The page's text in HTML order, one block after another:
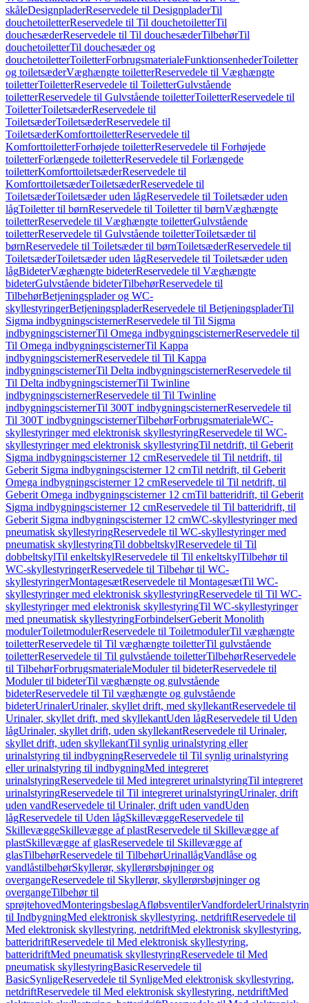
skåleDesignpladerReservedele til DesignpladerTil
douchetoiletterReservedele til Til douchetoiletterTil
douchesæderReservedele til Til douchesæderTilbehørTil
douchetoiletterTil douchesæder og
douchetoiletterToiletterForbrugsmaterialeFunktionsenhederToiletter
og toiletsæderVæghængte toiletterReservedele til Væghængte
toiletterToiletterReservedele til ToiletterGulvstående
toiletterReservedele til Gulvstående toiletterToiletterReservedele til
ToiletterToiletsæderReservedele til
ToiletsæderToiletsæderReservedele til
ToiletsæderKomforttoiletterReservedele til
KomforttoiletterForhøjede toiletterReservedele til Forhøjede
toiletterForlængede toiletterReservedele til Forlængede
toiletterKomforttoiletsæderReservedele til
KomforttoiletsæderToiletsæderReservedele til
ToiletsæderToiletsæder uden lågReservedele til Toiletsæder uden
lågToiletter til børnReservedele til Toiletter til børnVæghængte
toiletterReservedele til Væghængte toiletterGulvstående
toiletterReservedele til Gulvstående toiletterToiletsæder til
børnReservedele til Toiletsæder til børnToiletsæderReservedele til
ToiletsæderToiletsæder uden lågReservedele til Toiletsæder uden
lågBideterVæghængte bideterReservedele til Væghængte
bideterGulvstående bideterTilbehørReservedele til
TilbehørBetjeningsplader og WC-
skyllestyringerBetjeningspladerReservedele til BetjeningspladerTil
Sigma indbygningscisternerReservedele til Til Sigma
indbygningscisternerTil Omega indbygningscisternerReservedele til
Til Omega indbygningscisternerTil Kappa
indbygningscisternerReservedele til Til Kappa
indbygningscisternerTil Delta indbygningscisternerReservedele til
Til Delta indbygningscisternerTil Twinline
indbygningscisternerReservedele til Til Twinline
indbygningscisternerTil 300T indbygningscisternerReservedele til
Til 300T indbygningscisternerTilbehørForbrugsmaterialeWC-
skyllestyringer med elektronisk skyllestyringReservedele til WC-
skyllestyringer med elektronisk skyllestyringTil netdrift, til Geberit
Sigma indbygningscisterner 12 cmReservedele til Til netdrift, til
Geberit Sigma indbygningscisterner 12 cmTil netdrift, til Geberit
Omega indbygningscisterner 12 cmReservedele til Til netdrift, til
Geberit Omega indbygningscisterner 12 cmTil batteridrift, til Geberit
Sigma indbygningscisterner 12 cmReservedele til Til batteridrift, til
Geberit Sigma indbygningscisterner 12 cmWC-skyllestyringer med
pneumatisk skyllestyringReservedele til WC-skyllestyringer med
pneumatisk skyllestyringTil dobbeltskylReservedele til Til
dobbeltskylTil enkeltskylReservedele til Til enkeltskylTilbehør til
WC-skyllestyringerReservedele til Tilbehør til WC-
skyllestyringerMontagesætReservedele til MontagesætTil WC-
skyllestyringer med elektronisk skyllestyringReservedele til Til WC-
skyllestyringer med elektronisk skyllestyringTil WC-skyllestyringer
med pneumatisk skyllestyringForbindelserGeberit Monolith
modulerToiletmodulerReservedele til ToiletmodulerTil væghængte
toiletterReservedele til Til væghængte toiletterTil gulvstående
toiletterReservedele til Til gulvstående toiletterTilbehørReservedele
til TilbehørForbrugsmaterialeModuler til bideterReservedele til
Moduler til bideterTil væghængte og gulvstående
bideterReservedele til Til væghængte og gulvstående
bideterUrinalerUrinaler, skyllet drift, med skyllekantReservedele til
Urinaler, skyllet drift, med skyllekantUden lågReservedele til Uden
lågUrinaler, skyllet drift, uden skyllekantReservedele til Urinaler,
skyllet drift, uden skyllekantTil synlig urinalstyring eller
urinalstyring til indbygningReservedele til Til synlig urinalstyring
eller urinalstyring til indbygningMed integreret
urinalstyringReservedele til Med integreret urinalstyringTil integreret
urinalstyringReservedele til Til integreret urinalstyringUrinaler, drift
uden vandReservedele til Urinaler, drift uden vandUden
lågReservedele til Uden lågSkillevæggeReservedele til
SkillevæggeSkillevægge af plastReservedele til Skillevægge af
plastSkillevægge af glasReservedele til Skillevægge af
glasTilbehørReservedele til TilbehørUrinallågVandlåse og
vandlåstilbehørSkyllerør, skyllerørsbøjninger og
overgangeReservedele til Skyllerør, skyllerørsbøjninger og
overgangeTilbehør til
sprøjtehovedMonteringsbeslagAfløbsventilerVandfordeler
til IndbygningMed elektronisk skyllestyring, netdriftReservedele til
Med elektronisk skyllestyring, netdriftMed elektronisk skyllestyring,
batteridriftReservedele til Med elektronisk skyllestyring,
batteridriftMed pneumatisk skyllestyringReservedele til Med
pneumatisk skyllestyringBasicReservedele til
BasicSynligeReservedele til SynligeMed elektronisk skyllestyring,
netdriftReservedele til Med elektronisk skyllestyring, netdriftMed